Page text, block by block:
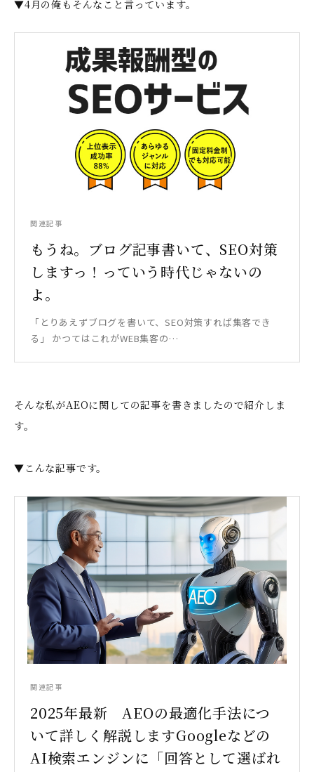
▼4月の俺もそんなこと言っています。
関連記事
もうね。ブログ記事書いて、SEO対策
しますっ！っていう時代じゃないの
よ。
「とりあえずブログを書いて、SEO対策すれば集客でき
る」 かつてはこれがWEB集客の…
そんな私がAEOに関しての記事を書きましたので紹介しま
す。
▼こんな記事です。
関連記事
2025年最新 AEOの最適化手法につ
いて詳しく解説しますGoogleなどの
AI検索エンジンに「回答として選ばれ